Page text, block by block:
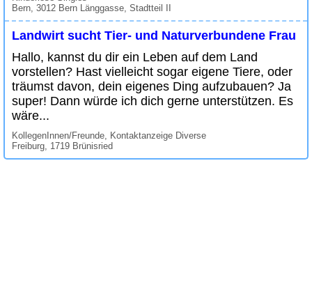
Bern, 3012 Bern Länggasse, Stadtteil II
Landwirt sucht Tier- und Naturverbundene Frau
Hallo, kannst du dir ein Leben auf dem Land
vorstellen? Hast vielleicht sogar eigene Tiere, oder
träumst davon, dein eigenes Ding aufzubauen? Ja
super! Dann würde ich dich gerne unterstützen. Es
wäre...
KollegenInnen/Freunde, Kontaktanzeige Diverse
Freiburg, 1719 Brünisried